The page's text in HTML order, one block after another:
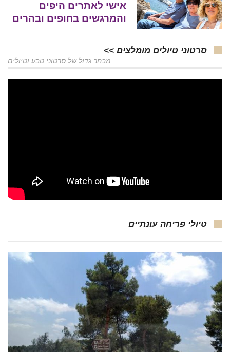
אישי לאתרים היפים
והמרגשים בחופים ובהרים
סרטוני טיולים מומלצים >>
מבחר גדול של סרטוני טבע וטיולים
טיולי פריחה עונתיים